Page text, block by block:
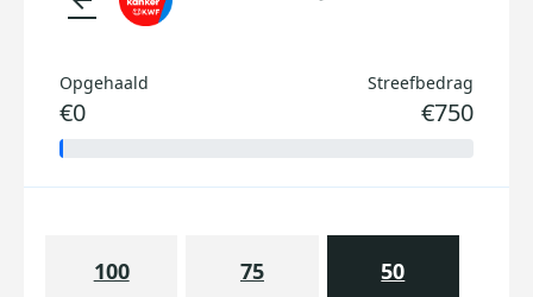
Opgehaald
€0
Streefbedrag
€750
100 75 50